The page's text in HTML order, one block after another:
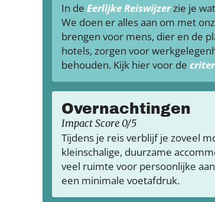
In de Eerlijke Reiswijzerzie je
We doen er alles aan om met
brengen voor mens, dier en de
hotels, zorgen voor
behouden. Kijk hier voor de
Overnachtingen
Impact Score 0/5
Tijdens je reis verblijf je zoveel
kleinschalige, duurzame
veel ruimte voor persoonlijke
een minimale voetafdruk.